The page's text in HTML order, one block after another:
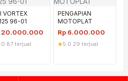
VORTEX
96-01
20.000.000
87 terjual
PENGAPIAN
MOTOPLAT
Rp 6.000.000
5.0 29 terjual